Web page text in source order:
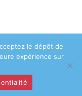
- 48 avenue de
05 28 -Contact
Création du site :
le dépôt de
expérience sur